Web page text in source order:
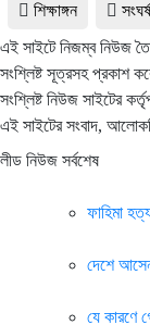
শিক্ষাঙ্গন সংঘর্ষ
এই সাইটে নিজম্ব নিউজ
সংশ্লিষ্ট সূত্রসহ প্রকাশ
সংশ্লিষ্ট নিউজ সাইটের
এই সাইটের সংবাদ,
লীড নিউজ সর্বশেষ
ফাহিমা
দেশে আসেন
যে কারণে